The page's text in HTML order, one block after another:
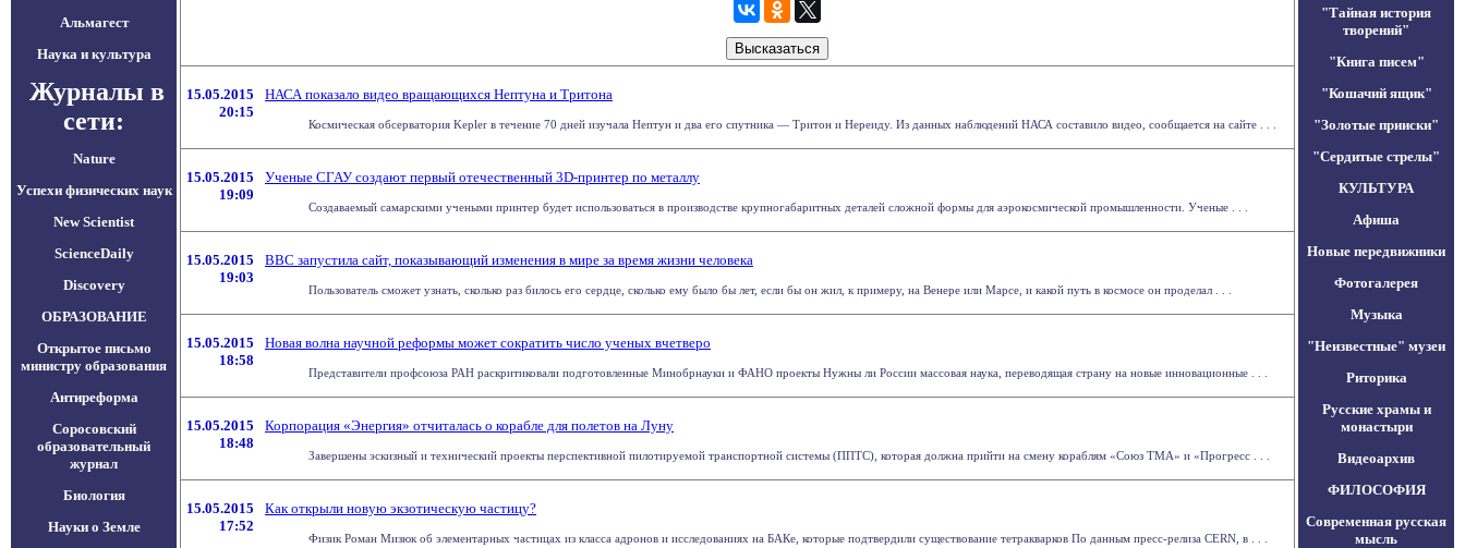
Альмагест
Наука и культура
Журналы в
сети:
Nature
Успехи физических наук
New Scientist
ScienceDaily
Discovery
ОБРАЗОВАНИЕ
Открытое письмо
министру образования
Антиреформа
Соросовский
образовательный
журнал
Биология
Науки о Земле
15.05.2015
20:15
НАСА показало видео вращающихся Нептуна и Тритона
Космическая обсерватория Kepler в течение 70 дней изучала Нептун и два его спутника — Тритон и Нереиду. Из данных наблюдений НАСА составило видео, сообщается на сайте . . .
15.05.2015
19:09
Ученые СГАУ создают первый отечественный 3D-принтер по металлу
Создаваемый самарскими учеными принтер будет использоваться в производстве крупногабаритных деталей сложной формы для аэрокосмической промышленности. Ученые . . .
15.05.2015
19:03
BBC запустила сайт, показывающий изменения в мире за время жизни человека
Пользователь сможет узнать, сколько раз билось его сердце, сколько ему было бы лет, если бы он жил, к примеру, на Венере или Марсе, и какой путь в космосе он проделал . . .
15.05.2015
18:58
Новая волна научной реформы может сократить число ученых вчетверо
Представители профсоюза РАН раскритиковали подготовленные Минобрнауки и ФАНО проекты Нужны ли России массовая наука, переводящая страну на новые инновационные . . .
15.05.2015
18:48
Корпорация «Энергия» отчиталась о корабле для полетов на Луну
Завершены эскизный и технический проекты перспективной пилотируемой транспортной системы (ППТС), которая должна прийти на смену кораблям «Союз ТМА» и «Прогресс . . .
15.05.2015
17:52
Как открыли новую экзотическую частицу?
Физик Роман Мизюк об элементарных частицах из класса адронов и исследованиях на БАКе, которые подтвердили существование тетракварков По данным пресс-релиза CERN, в . . .
"Тайная история
творений"
"Книга писем"
"Кошачий ящик"
"Золотые прииски"
"Сердитые стрелы"
КУЛЬТУРА
Афиша
Новые передвижники
Фотогалерея
Музыка
"Неизвестные" музеи
Риторика
Русские храмы и
монастыри
Видеоархив
ФИЛОСОФИЯ
Современная русская
мысль